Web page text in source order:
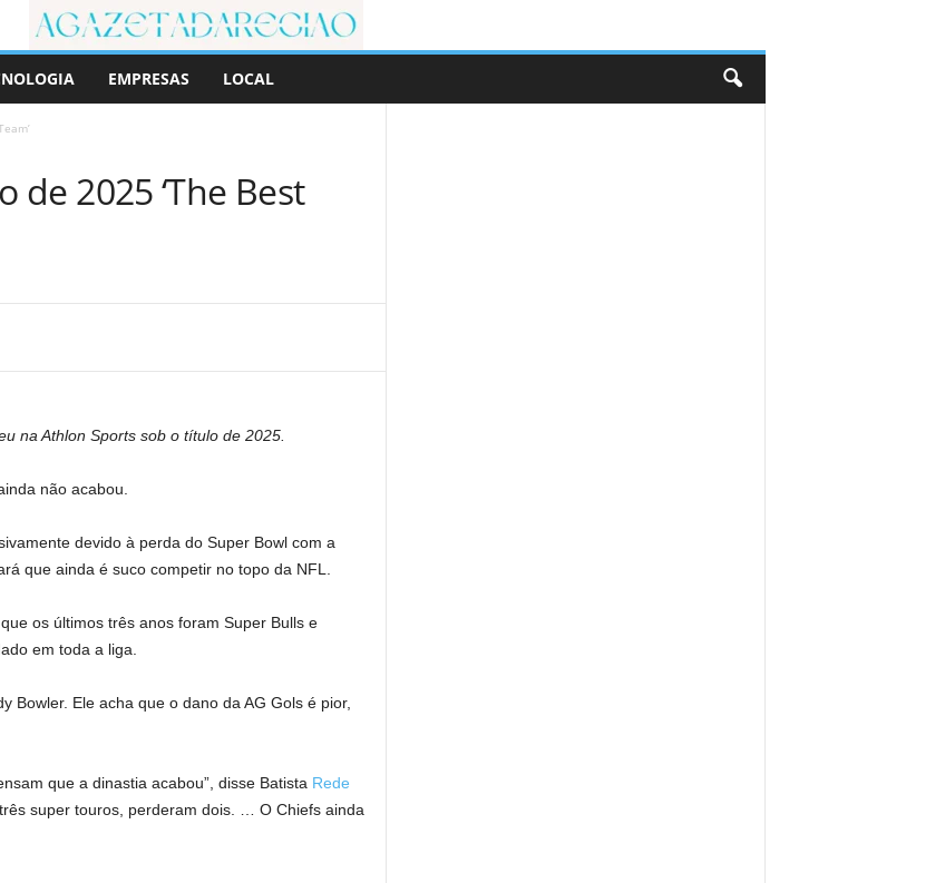
EMPRESAS LOCAL
de 2025 ‘The Best
na Athlon Sports sob o título de 2025.
não acabou.
devido à perda do Super Bowl com a
que ainda é suco competir no topo da NFL.
os últimos três anos foram Super Bulls e
em toda a liga.
Bowler. Ele acha que o dano da AG Gols é pior,
que a dinastia acabou”, disse Batista Rede
super touros, perderam dois. … O Chiefs ainda